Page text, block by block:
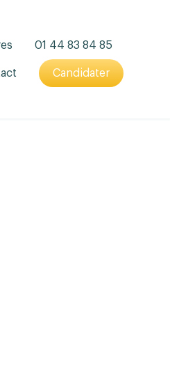
01 44 83 84 85
Candidater